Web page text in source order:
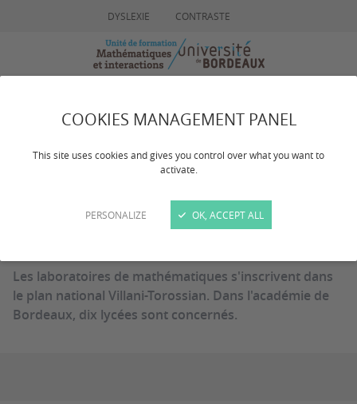
COOKIES MANAGEMENT PANEL
This site uses cookies and gives you control over what you want to
activate.
PERSONALIZE OK, ACCEPT ALL
DYSLEXIE CONTRASTE
LabosMaths
le 15/12/2023
Les laboratoires de mathématiques s'inscrivent dans
le plan national Villani-Torossian. Dans l'académie de
Bordeaux, dix lycées sont concernés.